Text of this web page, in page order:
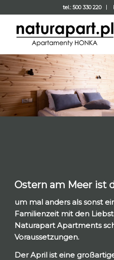
tel.: 500 330 220
Ostern am Meer ist
um mal anders als sonst
Familienzeit mit den
Naturapart Apartments
Voraussetzungen.
Der April ist eine